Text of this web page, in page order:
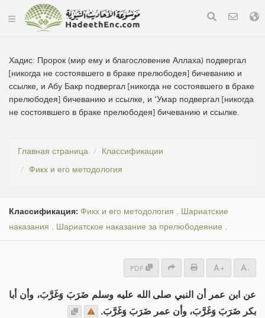
Хадис: Пророк (мир ему и благословение Аллаха) подвергал
[никогда не состоявшего в браке прелюбодея] бичеванию и
ссылке, и Абу Бакр подвергал [никогда не состоявшего в браке
прелюбодея] бичеванию и ссылке, и ‘Умар подвергал [никогда
не состоявшего в браке прелюбодея] бичеванию и ссылке.
Главная страница
Классификации
Фикх и его методология
Классификация: Фикх и его методология . Шариатские
наказания . Шариатское наказание за прелюбодеяние .
PDF + -
عن ابن عمر أن النبي صلى الله عليه وسلم ضَرَبَ وَغَرَّبَ، وأن أبا
بكر ضَرَبَ وَغَرَّبَ، وأن عمر ضَرَبَ وَغَرَّبَ.